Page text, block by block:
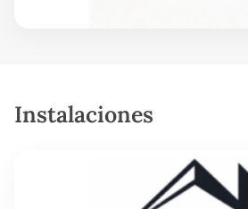
Instalaciones